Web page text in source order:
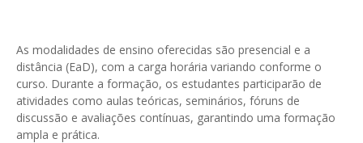
As modalidades de ensino oferecidas são presencial e a
distância (EaD), com a carga horária variando conforme o
curso. Durante a formação, os estudantes participarão de
atividades como aulas teóricas, seminários, fóruns de
discussão e avaliações contínuas, garantindo uma formação
ampla e prática.